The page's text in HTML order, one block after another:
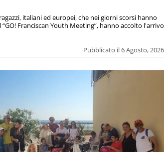
Pubblicato il 6 Agosto, 2026
italiani ed europei, che nei giorni scorsi hanno
Franciscan Youth Meeting”, hanno accolto l'arrivo